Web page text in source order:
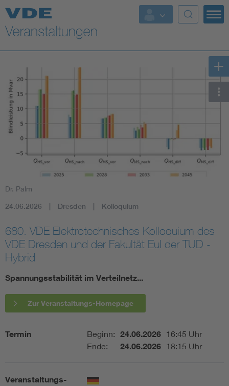
Top Themen
Fokusthemen
AI & Digital Trust
Health
Mobility
Assisted Living
Electromobility
Energy efficiency
Energy storage
Dr. Palm
24.06.2026 Dresden Kolloquium
680. VDE Elektrotechnisches Kolloquium des
VDE Dresden und der Fakultät EuI der TUD -
Hybrid
Spannungsstabilität im Verteilnetz...
Zur Veranstaltungs-Homepage
Termin Beginn: 24.06.2026 16:45 Uhr
Ende:
24.06.2026 18:15 Uhr
Veranstaltungs-